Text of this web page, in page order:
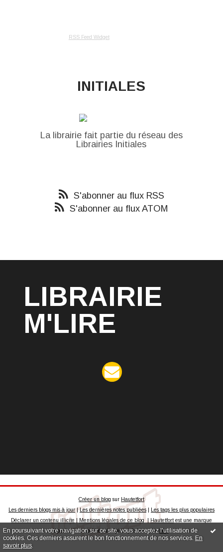
En poursuivant votre navigation sur ce site, vous acceptez l'utilisation de
cookies. Ces derniers assurent le bon fonctionnement de nos services. En
savoir plus.
RSS Feed Widget
INITIALES
La librairie fait partie du réseau des
Librairies Initiales
S'abonner au flux RSS
S'abonner au flux ATOM
LIBRAIRIE
M'LIRE
Créer un blog sur Hautetfort
Les derniers blogs mis à jour|Les dernières notes publiées
Les tags les plus populaires
Déclarer un contenu illicite
Mentions légales de ce blog | Hautetfort est une marque
déposée de la société talkSpirit | Créez votre blog !